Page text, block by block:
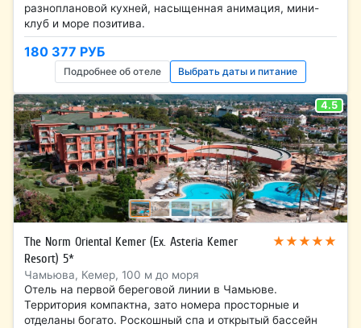
разноплановой кухней, насыщенная анимация, мини-
клуб и море позитива.
180 377 РУБ
Подробнее об отеле Выбрать даты и питание
4.5
The Norm Oriental Kemer (Ex. Asteria Kemer
Resort) 5*
★★★★★
Чамьюва, Кемер, 100 м до моря
Отель на первой береговой линии в Чамьюве.
Территория компактна, зато номера просторные и
отделаны богато. Роскошный спа и открытый бассейн